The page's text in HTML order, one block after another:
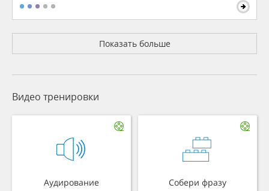
Показать больше
Видео тренировки
Аудирование Собери фразу